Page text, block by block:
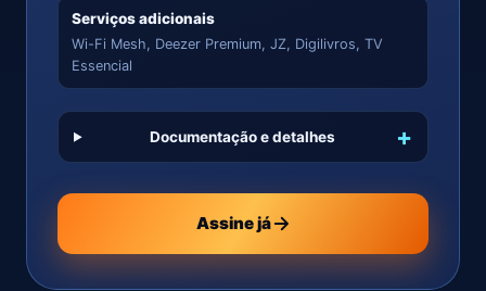
Serviços adicionais
Wi-Fi Mesh, Deezer Premium, JZ, Digilivros, TV
Essencial
Documentação e detalhes
Assine já